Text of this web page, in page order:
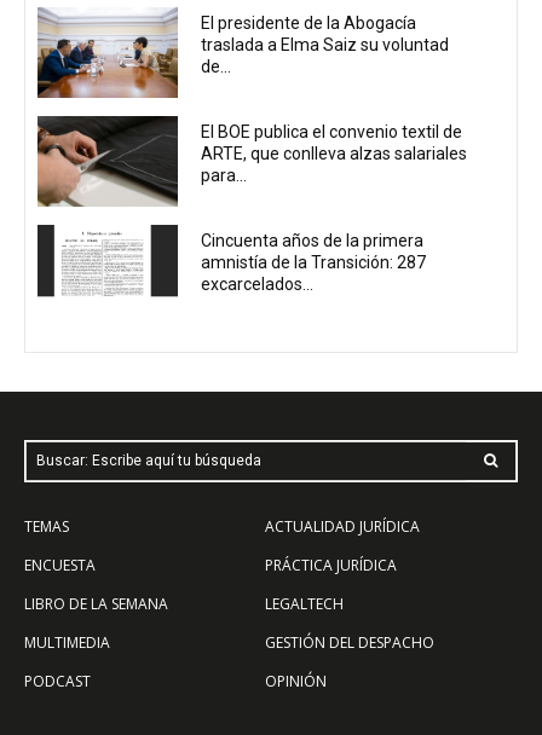
El presidente de la Abogacía
traslada a Elma Saiz su voluntad
de...
El BOE publica el convenio textil de
ARTE, que conlleva alzas salariales
para...
Cincuenta años de la primera
amnistía de la Transición: 287
excarcelados...
Buscar: Escribe aquí tu búsqueda
TEMAS
ENCUESTA
LIBRO DE LA SEMANA
MULTIMEDIA
PODCAST
ACTUALIDAD JURÍDICA
PRÁCTICA JURÍDICA
LEGALTECH
GESTIÓN DEL DESPACHO
OPINIÓN